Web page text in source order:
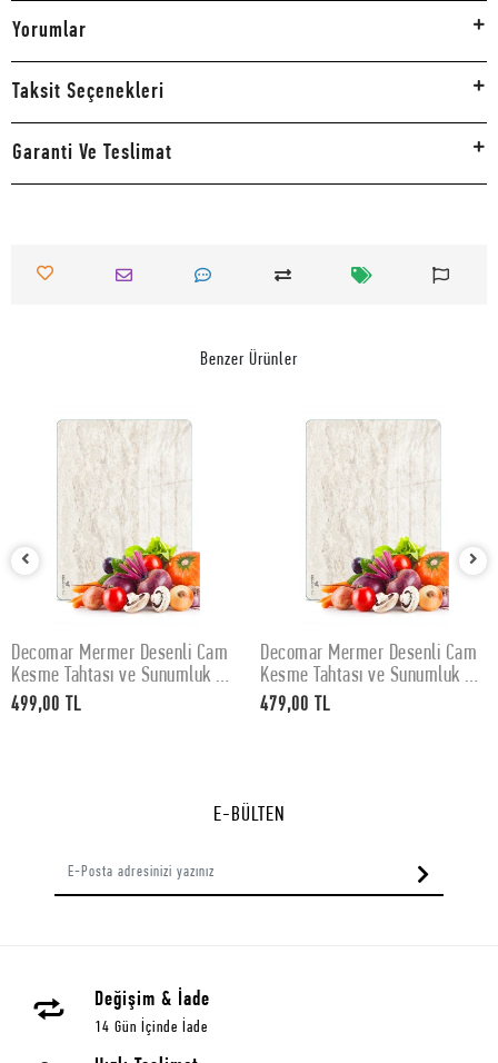
Yorumlar
Taksit Seçenekleri
Garanti Ve Teslimat
Benzer Ürünler
SEPETE EKLE
Decomar Mermer Desenli Cam
Kesme Tahtası ve Sunumluk 30
x 40 cm
499,00 TL
SEPETE EKLE
Decomar Mermer Desenli Cam
Kesme Tahtası ve Sunumluk 25
x 35 cm
479,00 TL
E-BÜLTEN
Değişim & İade
14 Gün İçinde İade